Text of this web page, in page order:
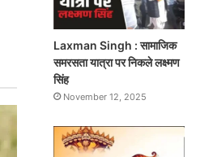
Laxman Singh : सामाजिक
समरसता यात्रा पर निकले लक्ष्मण
सिंह
November 12, 2025